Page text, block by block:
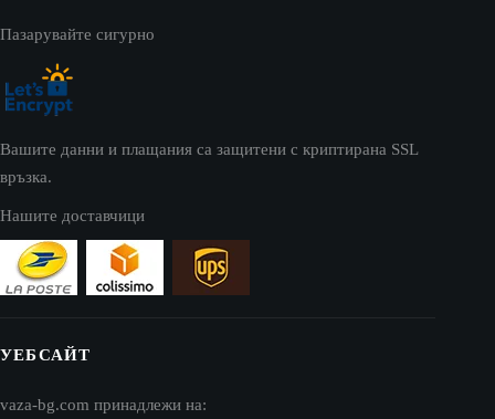
Пазарувайте сигурно
Вашите данни и плащания са защитени с криптирана SSL
връзка.
Нашите доставчици
УЕБСАЙТ
vaza-bg.com принадлежи на: